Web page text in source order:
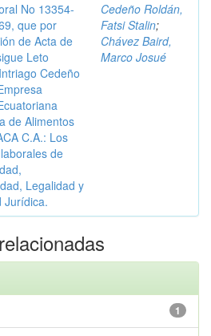
No 13354-
que por
de Acta de
Leto
Cedeño
de Alimentos
C.A.: Los
de
Legalidad y
Jurídica.
Cedeño Roldán,
Fatsi Stalin;
Chávez Baird,
Marco Josué
1